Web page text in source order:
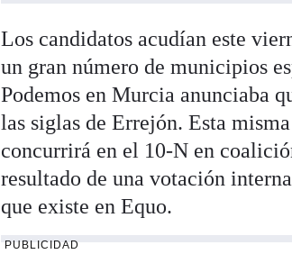
Los candidatos acudían este
un gran número de municipios
Podemos en Murcia anunciaba
las siglas de Errejón. Esta
concurrirá en el 10-N en
resultado de una votación
que existe en Equo.
PUBLICIDAD